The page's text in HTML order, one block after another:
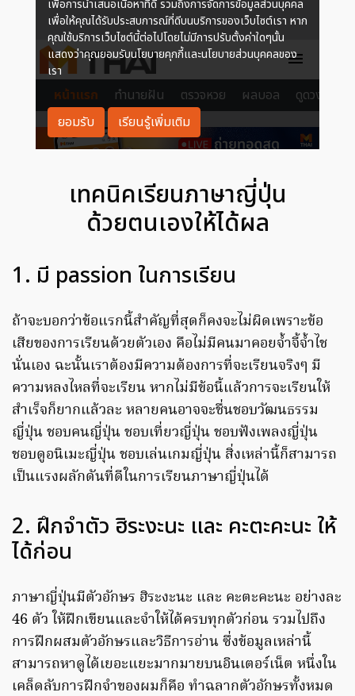
เทคนิคเรียนภาษาญี่ปุ่น
ด้วยตนเองให้ได้ผล
1. มี passion ในการเรียน
ถ้าจะบอกว่าข้อแรกนี้สำคัญที่สุดก็คงจะไม่ผิดเพราะข้อ
เสียของการเรียนด้วยตัวเอง คือไม่มีคนมาคอยจ้ำจี้จ้ำไช
นั่นเอง ฉะนั้นเราต้องมีความต้องการที่จะเรียนจริงๆ มี
ความหลงไหลที่จะเรียน หากไม่มีข้อนี้แล้วการจะเรียนให้
สำเร็จก็ยากแล้วละ หลายคนอาจจะชื่นชอบวัฒนธรรม
ญี่ปุ่น ชอบคนญี่ปุ่น ชอบเที่ยวญี่ปุ่น ชอบฟังเพลงญี่ปุ่น
ชอบดูอนิเมะญี่ปุ่น ชอบเล่นเกมญี่ปุ่น สิ่งเหล่านี้ก็สามารถ
เป็นแรงผลักดันที่ดีในการเรียนภาษาญี่ปุ่นได้
2. ฝึกจำตัว ฮิระงะนะ และ คะตะคะนะ ให้
ได้ก่อน
ภาษาญี่ปุ่นมีตัวอักษร ฮิระงะนะ และ คะตะคะนะ อย่างละ
46 ตัว ให้ฝึกเขียนและจำให้ได้ครบทุกตัวก่อน รวมไปถึง
การฝึกผสมตัวอักษรและวิธีการอ่าน ซึ่งข้อมูลเหล่านี้
สามารถหาดูได้เยอะแยะมากมายบนอินเตอร์เน็ต หนึ่งใน
เคล็ดลับการฝึกจำของผมก็คือ ทำฉลากตัวอักษรทั้งหมด